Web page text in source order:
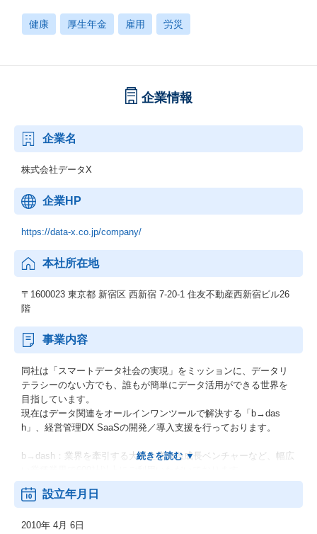
健康 厚生年金 雇用 労災
企業情報
企業名
株式会社データX
企業HP
https://data-x.co.jp/company/
本社所在地
〒1600023 東京都 新宿区 西新宿 7-20-1 住友不動産西新宿ビル26
階
事業内容
同社は「スマートデータ社会の実現」をミッションに、データリ
テラシーのない方でも、誰もが簡単にデータ活用ができる世界を
目指しています。
現在はデータ関連をオールインワンツールで解決する「b→das
h」、経営管理DX SaaSの開発／導入支援を行っております。
b→dash：業界を牽引する大手企業や急成長ベンチャーなど、幅広
マーケティングに必要な機能を幅広く提供し、お客様のニーズに
合わせて最適な機能をご提供します。
も簡単にデータを扱うことを可能にする唯一無二のプロダクトで
設立年月日
2010年 4月 6日